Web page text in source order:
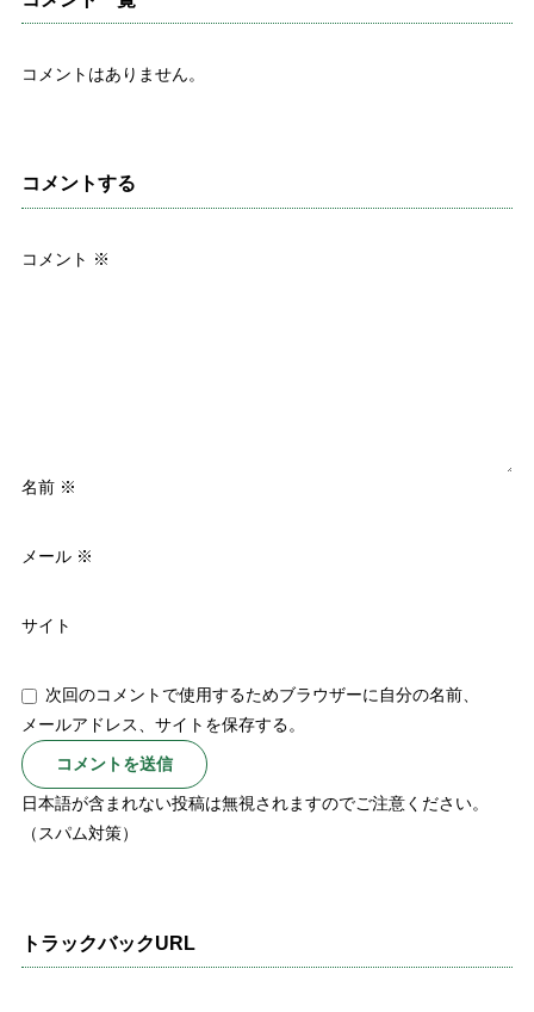
コメントはありません。
コメントする
コメント ※
名前 ※
メール ※
サイト
次回のコメントで使用するためブラウザーに自分の名前、
メールアドレス、サイトを保存する。
日本語が含まれない投稿は無視されますのでご注意ください。
（スパム対策）
トラックバックURL